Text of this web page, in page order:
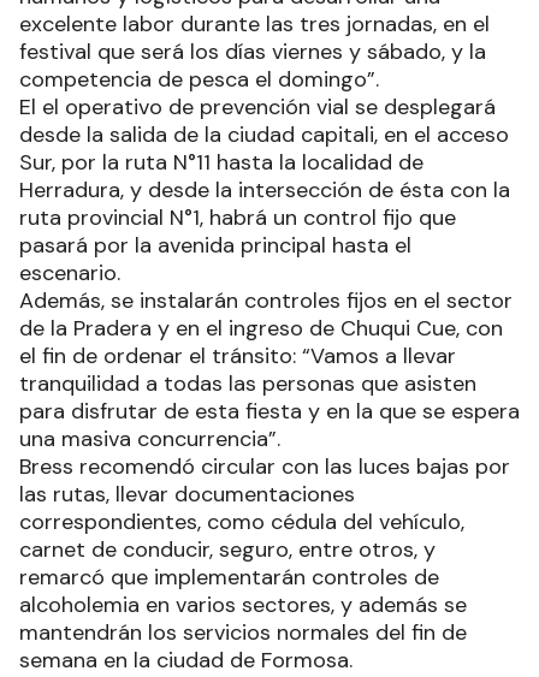
excelente labor durante las tres jornadas, en el
festival que será los días viernes y sábado, y la
competencia de pesca el domingo”.
El el operativo de prevención vial se desplegará
desde la salida de la ciudad capitali, en el acceso
Sur, por la ruta N°11 hasta la localidad de
Herradura, y desde la intersección de ésta con la
ruta provincial N°1, habrá un control fijo que
pasará por la avenida principal hasta el
escenario.
Además, se instalarán controles fijos en el sector
de la Pradera y en el ingreso de Chuqui Cue, con
el fin de ordenar el tránsito: “Vamos a llevar
tranquilidad a todas las personas que asisten
para disfrutar de esta fiesta y en la que se espera
una masiva concurrencia”.
Bress recomendó circular con las luces bajas por
las rutas, llevar documentaciones
correspondientes, como cédula del vehículo,
carnet de conducir, seguro, entre otros, y
remarcó que implementarán controles de
alcoholemia en varios sectores, y además se
mantendrán los servicios normales del fin de
semana en la ciudad de Formosa.